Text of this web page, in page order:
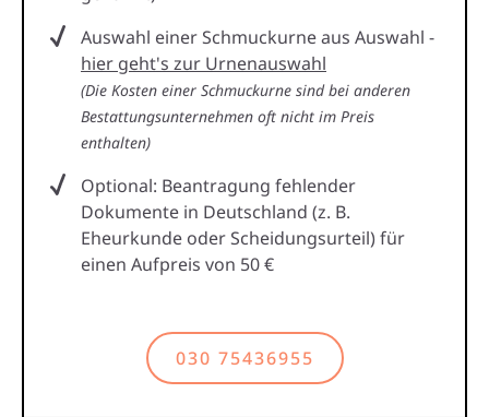
Auswahl einer Schmuckurne aus Auswahl -
hier geht's zur Urnenauswahl
(Die Kosten einer Schmuckurne sind bei anderen
Bestattungsunternehmen oft nicht im Preis
enthalten)
Optional: Beantragung fehlender
Dokumente in Deutschland (z. B.
Eheurkunde oder Scheidungsurteil) für
einen Aufpreis von 50 €
030 75436955